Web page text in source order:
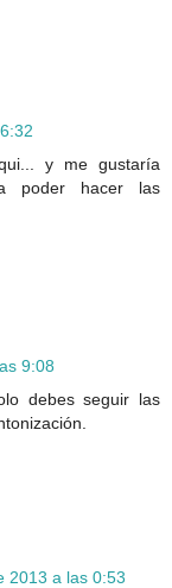
y me gustaría
poder hacer las
9:08
debes seguir las
2013 a las 0:53